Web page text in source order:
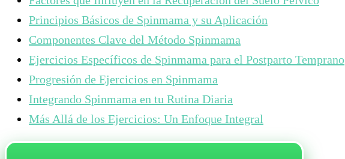
Principios Básicos de Spinmama y su Aplicación
Componentes Clave del Método Spinmama
Ejercicios Específicos de Spinmama para el Postparto Temprano
Progresión de Ejercicios en Spinmama
Integrando Spinmama en tu Rutina Diaria
Más Allá de los Ejercicios: Un Enfoque Integral